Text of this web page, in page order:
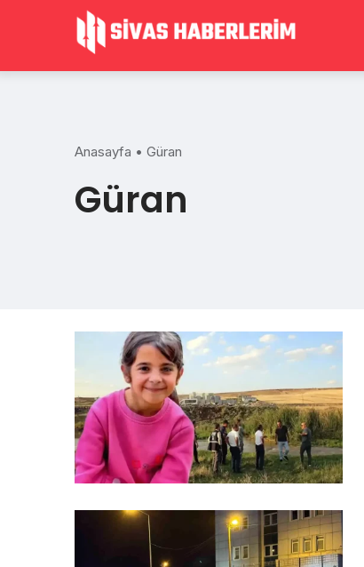
Anasayfa • Güran
Güran